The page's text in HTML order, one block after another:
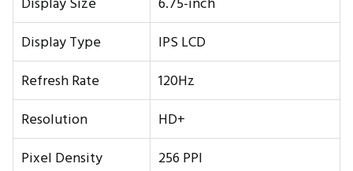
Display Type
IPS LCD
Refresh Rate
120Hz
Resolution
HD+
Pixel Density
256 PPI